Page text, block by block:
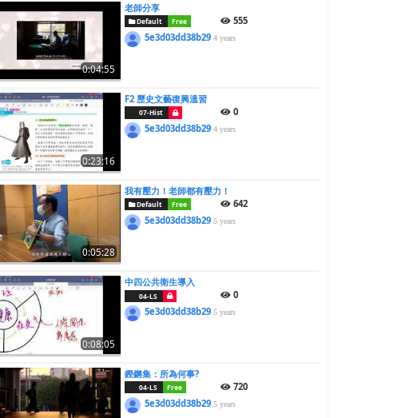
0:04:55
老師分享
Default Free
555
5e3d03dd38b294 years
0:23:16
F2 歷史文藝復興溫習
07-Hist
0
5e3d03dd38b294 years
0:05:28
我有壓力！老師都有壓力！
Default Free
642
5e3d03dd38b295 years
0:08:05
中四公共衛生導入
04-LS
0
5e3d03dd38b295 years
鏗鏘集：所為何事?
04-LS Free
720
5e3d03dd38b295 years